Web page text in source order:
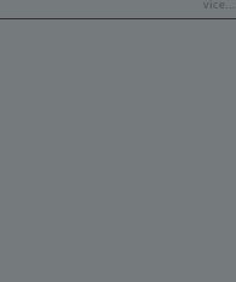
více...